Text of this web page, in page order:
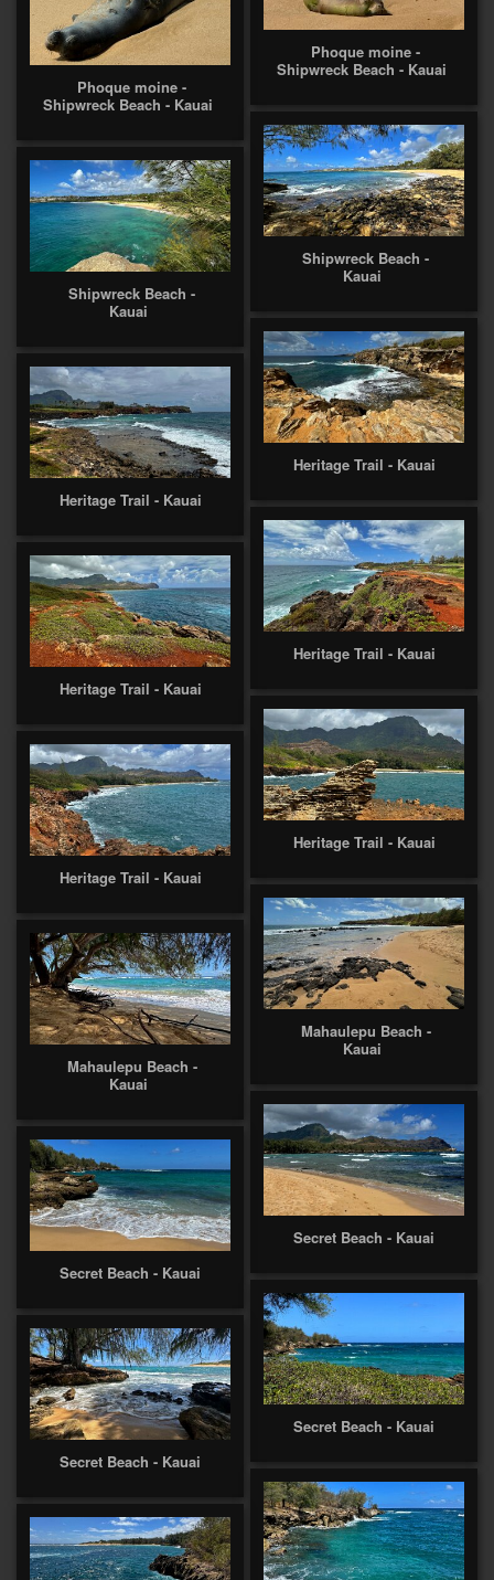
Phoque moine -
Shipwreck Beach - Kauai
Phoque moine -
Shipwreck Beach - Kauai
Shipwreck Beach -
Kauai
Shipwreck Beach -
Kauai
Heritage Trail - Kauai
Heritage Trail - Kauai
Heritage Trail - Kauai
Heritage Trail - Kauai
Heritage Trail - Kauai
Heritage Trail - Kauai
Mahaulepu Beach -
Kauai
Mahaulepu Beach -
Kauai
Secret Beach - Kauai
Secret Beach - Kauai
Secret Beach - Kauai
Secret Beach - Kauai